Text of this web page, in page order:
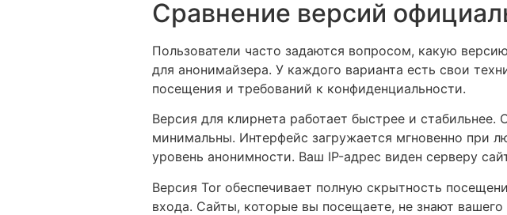
Сравнение версий
Пользователи часто задаются вопросом, какую
для анонимайзера. У каждого варианта есть свои
посещения и требований к конфиденциальности.
Версия для клирнета работает быстрее и
минимальны. Интерфейс загружается мгновенно при
уровень анонимности. Ваш IP-адрес виден серверу
Версия Tor обеспечивает полную скрытность
входа. Сайты, которые вы посещаете, не знают